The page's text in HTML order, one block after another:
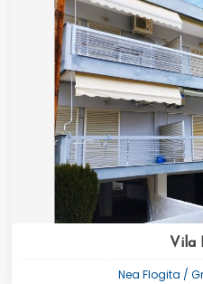
Vila
Nea Flogita /